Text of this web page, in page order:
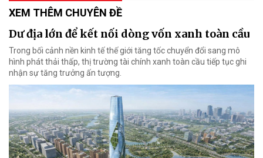
XEM THÊM CHUYÊN ĐỀ
Dư địa lớn để kết nối dòng vốn xanh toàn cầu
Trong bối cảnh nền kinh tế thế giới tăng tốc chuyển đổi sang mô
hình phát thải thấp, thị trường tài chính xanh toàn cầu tiếp tục ghi
nhận sự tăng trưởng ấn tượng.